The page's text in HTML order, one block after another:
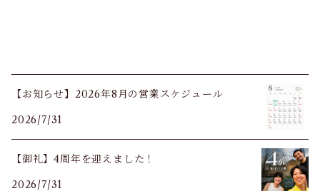
【お知らせ】2026年8月の営業スケジュール
2026/7/31
【御礼】4周年を迎えました！
2026/7/31